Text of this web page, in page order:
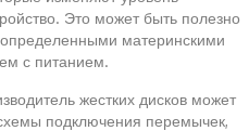
Это может быть полезно
материнскими
с питанием.
жестких дисков может
подключения перемычек,